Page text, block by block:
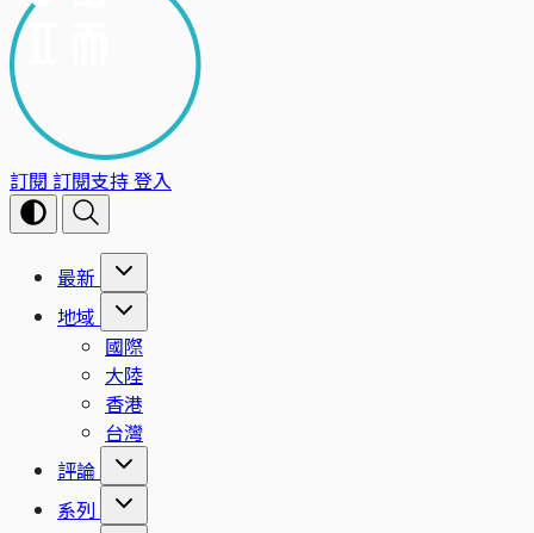
訂閱 訂閱支持登入
最新
地域
國際
大陸
香港
台灣
評論
系列